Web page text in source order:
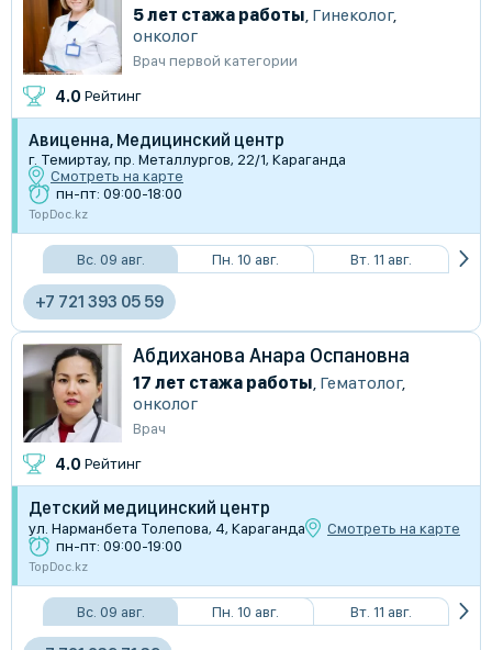
5 лет стажа работы, Гинеколог,
онколог
Врач первой категории
4.0 Рейтинг
Авиценна, Медицинский центр
г. Темиртау, пр. Металлургов, 22/1, Караганда
Смотреть на карте
пн-пт: 09:00-18:00
TopDoc.kz
Вс. 09 авг. Пн. 10 авг. Вт. 11 авг.
+7 721 393 05 59
Абдиханова Анара Оспановна
17 лет стажа работы, Гематолог,
онколог
Врач
4.0 Рейтинг
Детский медицинский центр
ул. Нарманбета Толепова, 4, Караганда
Смотреть на карте
пн-пт: 09:00-19:00
TopDoc.kz
Вс. 09 авг. Пн. 10 авг. Вт. 11 авг.